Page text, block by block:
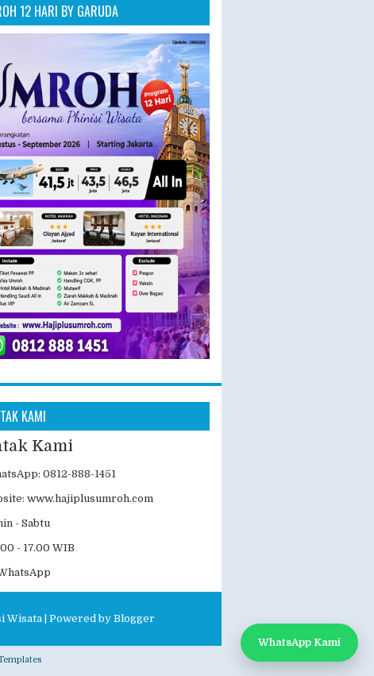
12 HARI BY GARUDA
KAMI
Kami
0812-888-1451
www.hajiplusumroh.com
- Sabtu
- 17.00 WIB
Wisata | Powered by Blogger
WhatsApp Kami